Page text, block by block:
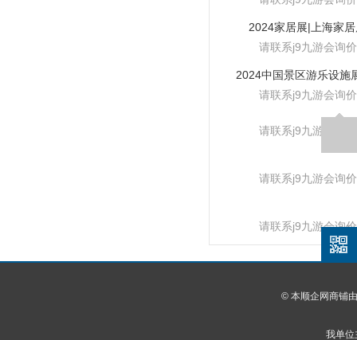
2024家居展|上海家
请联系j9九游会询价
请联系j9九游会询价
请联系j9九游会询价
请联系j9九游会询价
请联系j9九游会询价
© 本顺企网商铺由
我单位